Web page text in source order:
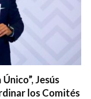
Jesús
los Comités